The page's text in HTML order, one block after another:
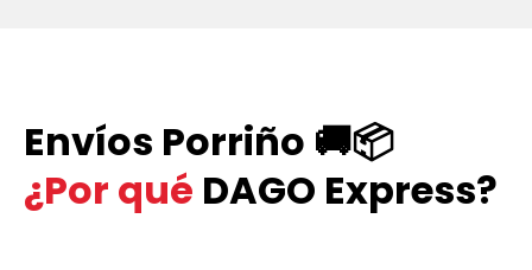
Envíos Porriño 🚚📦
¿Por qué DAGO Express?